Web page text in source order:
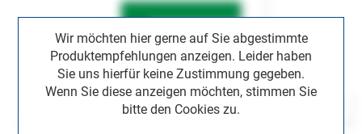
Wir möchten hier gerne auf Sie abgestimmte
Produktempfehlungen anzeigen. Leider haben
Sie uns hierfür keine Zustimmung gegeben.
Wenn Sie diese anzeigen möchten, stimmen Sie
bitte den Cookies zu.